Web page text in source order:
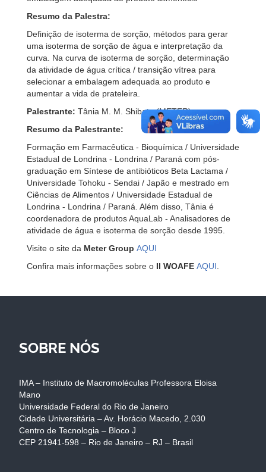
Resumo da Palestra:
Definição de isoterma de sorção, métodos para gerar
uma isoterma de sorção de água e interpretação da
curva. Na curva de isoterma de sorção, determinação
da atividade de água crítica / transição vítrea para
selecionar a embalagem adequada ao produto e
aumentar a vida de prateleira.
Palestrante: Tânia M. M. Shibata (METER)
Resumo da Palestrante:
Formação em Farmacêutica - Bioquímica / Universidade
Estadual de Londrina - Londrina / Paraná com pós-
graduação em Síntese de antibióticos Beta Lactama /
Universidade Tohoku - Sendai / Japão e mestrado em
Ciências de Alimentos / Universidade Estadual de
Londrina - Londrina / Paraná. Além disso, Tânia é
coordenadora de produtos AquaLab - Analisadores de
atividade de água e isoterma de sorção desde 1995.
Visite o site da Meter Group AQUI
Confira mais informações sobre o II WOAFE AQUI
SOBRE NÓS
IMA – Instituto de Macromoléculas Professora Eloisa
Mano
Universidade Federal do Rio de Janeiro
Cidade Universitária – Av. Horácio Macedo, 2.030
Centro de Tecnologia – Bloco J
CEP 21941-598 – Rio de Janeiro – RJ – Brasil